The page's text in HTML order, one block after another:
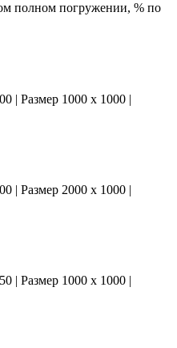
полном погружении, % по
Размер 1000 x 1000 |
Размер 2000 x 1000 |
Размер 1000 x 1000 |